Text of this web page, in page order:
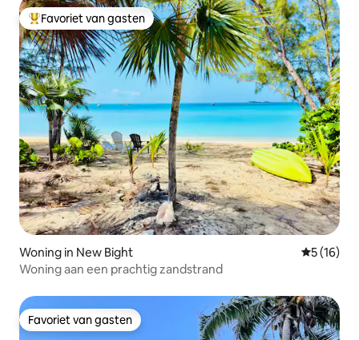
Topfavoriet van gasten
Favoriet van gasten
Woning in New Bight
5 (16)
Woning aan een prachtig zandstrand
Favoriet van gasten
Favoriet van gasten